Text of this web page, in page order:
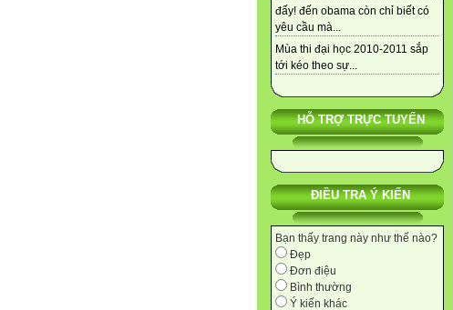
đấy! đến obama còn chỉ biết có
yêu cầu mà...
Mùa thi đại học 2010-2011 sắp
tới kéo theo sự...
HỖ TRỢ TRỰC TUYẾN
ĐIỀU TRA Ý KIẾN
Bạn thấy trang này như thế nào?
Đẹp
Đơn điệu
Bình thường
Ý kiến khác